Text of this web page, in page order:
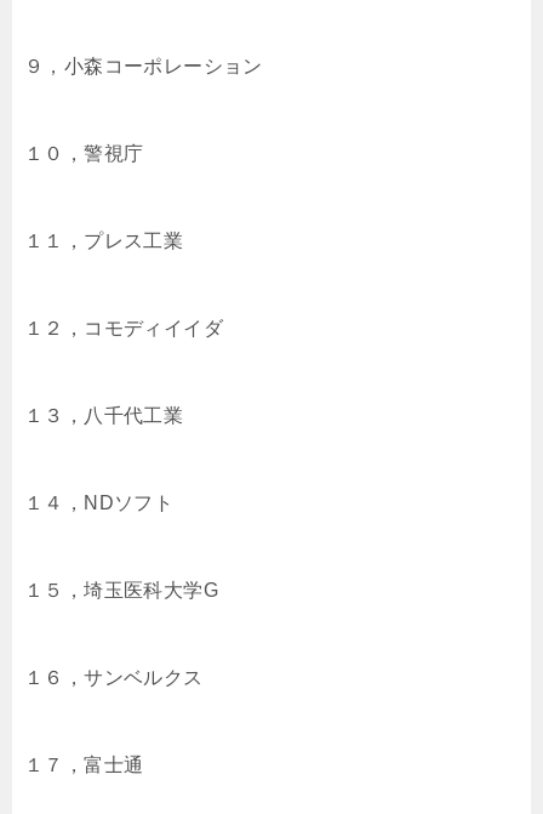
９，小森コーポレーション
１０，警視庁
１１，プレス工業
１２，コモディイイダ
１３，八千代工業
１４，NDソフト
１５，埼玉医科大学G
１６，サンベルクス
１７，富士通